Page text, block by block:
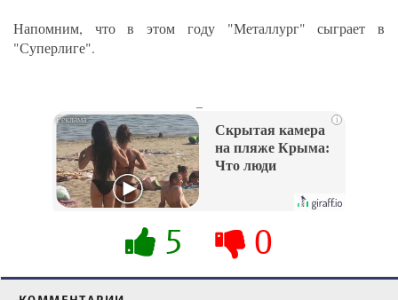
Напомним, что в этом году "Металлург" сыграет в
"Суперлиге".
i
Скрытая камера
на пляже Крыма:
Что люди
их не видят...
5 0